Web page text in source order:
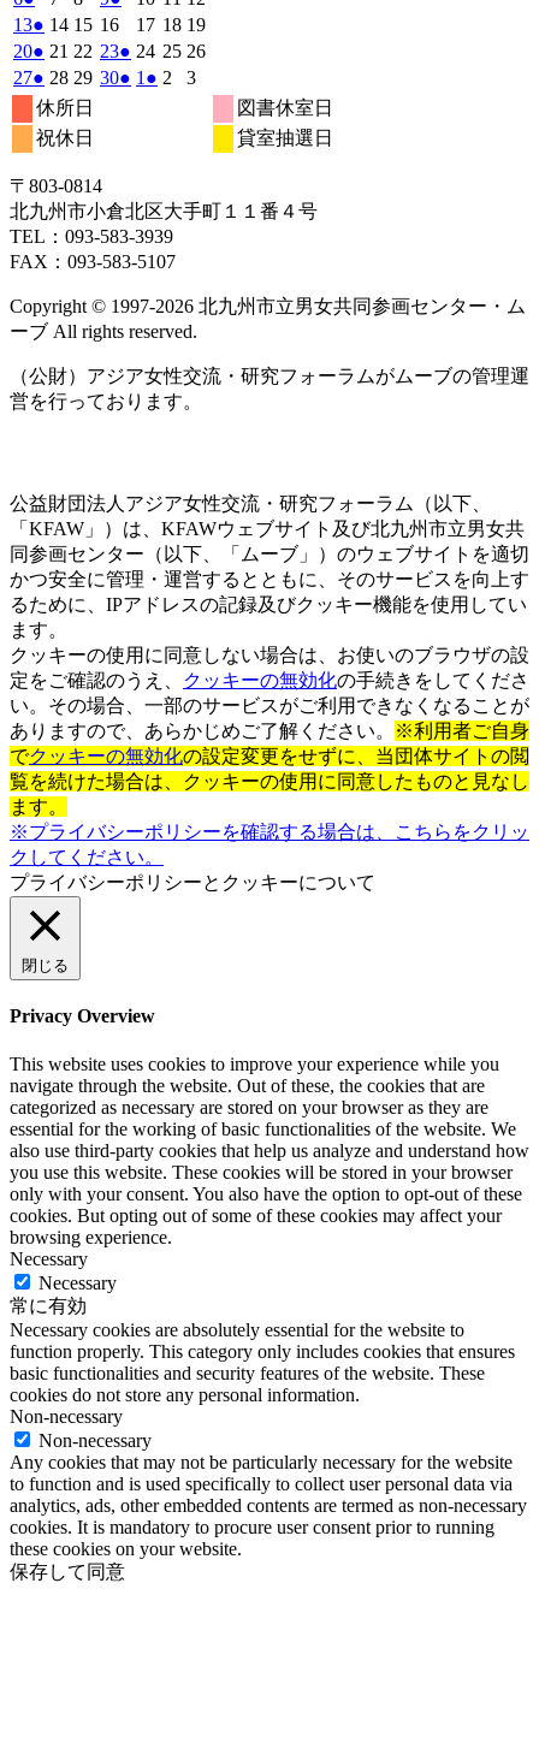
10
月
30
日
の
イ
ベ
ン
ト)
10
月
31
日
11
月
1
日
の
イ
ベ
11
月
2
日
11
月
3
日
の
イ
ベ
11
月
4
日
11
月
5
日
年
11
月
6
日
件
の
イ
ベ
ン
ト)
年
11
月
7
日
年
11
月
8
日
年
11
月
9
件
の
イ
年
11
月
10
年
11
月
11
年
12
132023
年
11
月
13
日
● (1
件
の
イ
ベ
ン
142023
年
11
14
日
152023
年
11
月
162023
年
11
月
172023
年
11
月
182023
年
11
192023
年
月
202023
年
11
月
20
● (1
件
の
イ
ベ
ト)
21 2023
年
11
月
21
22 2023
年
232023
年
● (1
件
ト)
242023
年
252023
年
262023
11
月
272023
年
11
月
日
● (1
件
の
イ
ベ
ン
ト)
282023
年
11
月
日
292023
日
302023
● (1
ン
ト)
1 2023
● (1
ン
ト)
2 2023
32023
年
12
休所日
図書休室日
祝休日
貸室抽選日
〒803‐0814
北九州市小倉北区大手町１１番４号
TEL：093‐583‐3939
FAX：093‐583‐5107
Copyright © 1997‐2026 北九州市立男女共同参画センター・ム
ーブ All rights reserved.
（公財）アジア女性交流・研究フォーラムがムーブの管理運
営を行っております。
公益財団法人アジア女性交流・研究フォーラム（以下、
「KFAW」）は、KFAWウェブサイト及び北九州市立男女共
同参画センター（以下、「ムーブ」）のウェブサイトを適切
かつ安全に管理・運営するとともに、そのサービスを向上す
るために、IPアドレスの記録及びクッキー機能を使用してい
ます。
クッキーの使用に同意しない場合は、お使いのブラウザの設
定をご確認のうえ、
クッキーの無効化の手続きをしてくださ
い。その場合、一部のサービスがご利用できなくなることが
ありますので、あらかじめご了解ください。
※利用者ご自身
でクッキーの無効化の設定変更をせずに、当団体サイトの閲
覧を続けた場合は、クッキーの使用に同意したものと見なし
ます。
※プライバシーポリシーを確認する場合は、こちらをクリッ
クしてください。
プライバシーポリシーとクッキーについて
閉じる
Privacy Overview
This website uses cookies to improve your experience while you
navigate through the website. Out of these, the cookies that are
categorized as necessary are stored on your browser as they are
essential for the working of basic functionalities of the website. We
also use third-party cookies that help us analyze and understand how
you use this website. These cookies will be stored in your browser
only with your consent. You also have the option to opt-out of these
cookies. But opting out of some of these cookies may affect your
browsing experience.
Necessary
Necessary
常に有効
Necessary cookies are absolutely essential for the website to
function properly. This category only includes cookies that ensures
basic functionalities and security features of the website. These
cookies do not store any personal information.
Non-necessary
Non-necessary
Any cookies that may not be particularly necessary for the website
to function and is used specifically to collect user personal data via
analytics, ads, other embedded contents are termed as non-necessary
cookies. It is mandatory to procure user consent prior to running
these cookies on your website.
保存して同意